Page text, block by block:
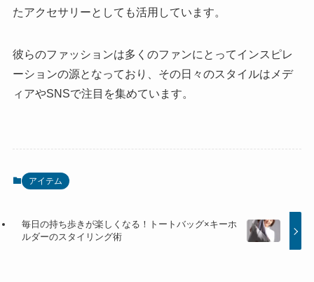
たアクセサリーとしても活用しています。
彼らのファッションは多くのファンにとってインスピレ
ーションの源となっており、その日々のスタイルはメデ
ィアやSNSで注目を集めています。
アイテム
毎日の持ち歩きが楽しくなる！トートバッグ×キーホ
ルダーのスタイリング術